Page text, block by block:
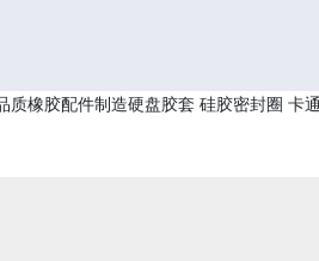
橡胶配件制造硬盘胶套 硅胶密封圈